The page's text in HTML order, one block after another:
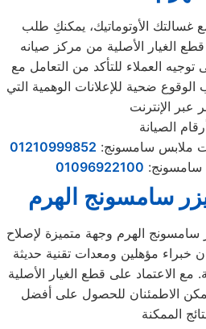
الأوتوماتيك، يمكنكِ طلب
الغيار الأصلية من مركز صيانه
العملاء للتأكد من التعامل مع
الوقوع ضحية للإعلانات الوهمية التي
ملابس سامسونج: 01210999852
سامسونج: 01096922100
سامسونج الهرم
الهرم وجهة متميزة لإصلاح
خبراء مؤهلين ومعدات تقنية حديثة
الاعتماد على قطع الغيار الأصلية
يمكن الاطمئنان للحصول على أفضل